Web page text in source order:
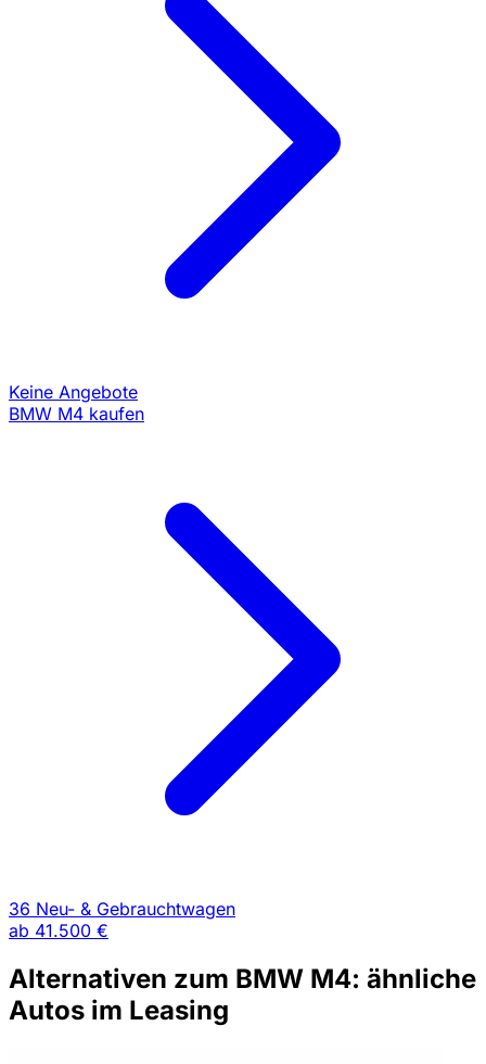
Keine Angebote
BMW M4 kaufen
36 Neu- & Gebrauchtwagen
ab 41.500 €
Alternativen zum BMW M4: ähnliche
Autos im Leasing